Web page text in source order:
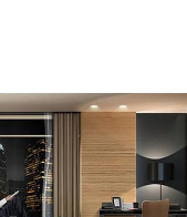
đầu tư về mặt chất
đứng có rất nhiều kích
gian và nhu cầu riêng biệt